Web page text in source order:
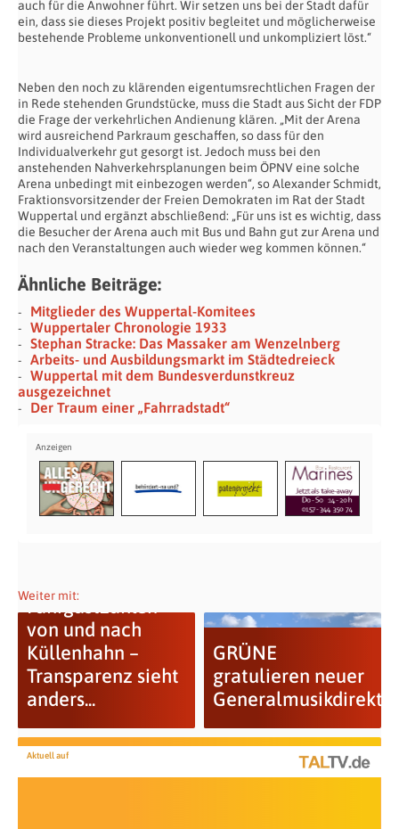
auch für die Anwohner führt. Wir setzen uns bei der Stadt dafür
ein, dass sie dieses Projekt positiv begleitet und möglicherweise
bestehende Probleme unkonventionell und unkompliziert löst.“
Neben den noch zu klärenden eigentumsrechtlichen Fragen der
in Rede stehenden Grundstücke, muss die Stadt aus Sicht der FDP
die Frage der verkehrlichen Andienung klären. „Mit der Arena
wird ausreichend Parkraum geschaffen, so dass für den
Individualverkehr gut gesorgt ist. Jedoch muss bei den
anstehenden Nahverkehrsplanungen beim ÖPNV eine solche
Arena unbedingt mit einbezogen werden“, so Alexander Schmidt,
Fraktionsvorsitzender der Freien Demokraten im Rat der Stadt
Wuppertal und ergänzt abschließend: „Für uns ist es wichtig, dass
die Besucher der Arena auch mit Bus und Bahn gut zur Arena und
nach den Veranstaltungen auch wieder weg kommen können.“
Ähnliche Beiträge:
Mitglieder des Wuppertal-Komitees
Wuppertaler Chronologie 1933
Stephan Stracke: Das Massaker am Wenzelnberg
Arbeits- und Ausbildungsmarkt im Städtedreieck
Wuppertal mit dem Bundesverdunstkreuz
ausgezeichnet
Der Traum einer „Fahrradstadt“
Weiter mit:
Fahrgastzahlen
von und nach
Küllenhahn –
Transparenz sieht
anders...
GRÜNE
gratulieren neuer
Aktuell auf